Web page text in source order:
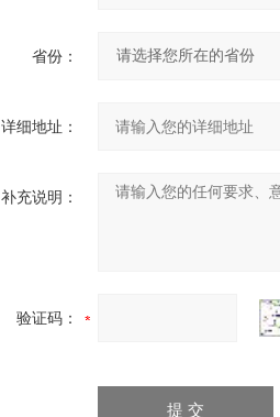
省份：
详细地址：
补充说明：
验证码：